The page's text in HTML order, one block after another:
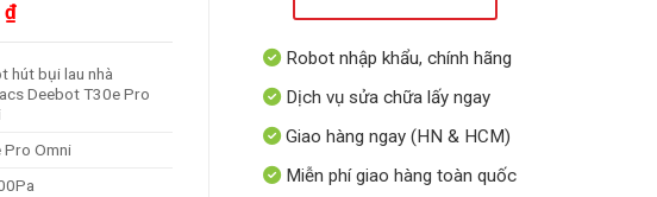
₫.
₫Giá
hiện
tại
là:
hút bụi lau nhà
Deebot T30e Pro
Pro Omni
Robot nhập khẩu, chính hãng
Dịch vụ sửa chữa lấy ngay
Giao hàng ngay (HN & HCM)
Miễn phí giao hàng toàn quốc